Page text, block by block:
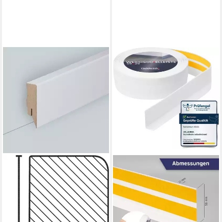
SÜDBROCK
Sockelleiste Sockelleiste
Harsleben 16x58 MDF
lackiert RAL 9010, L: 250 cm,
H: 5.8 cm, 1-St.